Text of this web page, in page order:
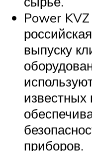
Power
выпуску
известных
приборов.